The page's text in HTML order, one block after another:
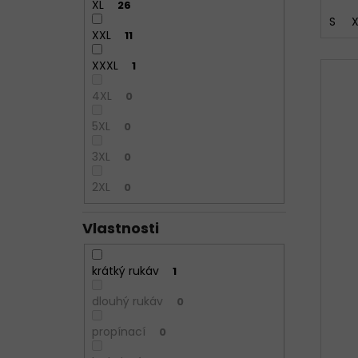
XL 26
XXL 11
XXXL 1
4XL 0
5XL 0
3XL 0
2XL 0
Vlastnosti
krátký rukáv 1
dlouhý rukáv 0
propínací 0
S